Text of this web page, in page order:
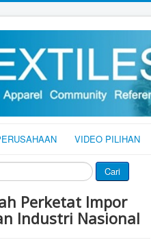
VIDEO PILIHAN
Cari
Perketat Impor
Industri Nasional